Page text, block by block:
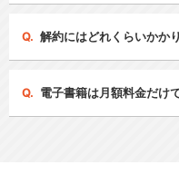
解約にはどれくらいかか
電子書籍は月額料金だけ